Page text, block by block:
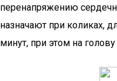
перенапряжению
назначают при коликах,
минут, при этом на